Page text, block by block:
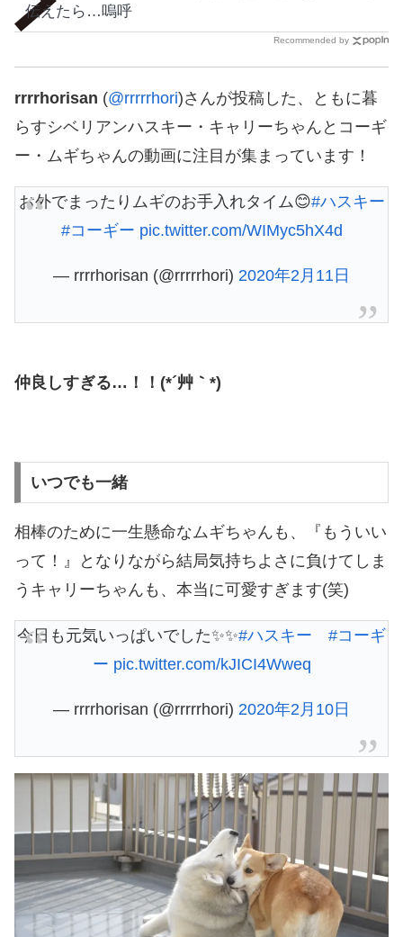
伝えたら…嗚呼
Recommended by
rrrrhorisan (@rrrrrhori)さんが投稿した、ともに暮
らすシベリアンハスキー・キャリーちゃんとコーギ
ー・ムギちゃんの動画に注目が集まっています！
お外でまったりムギのお手入れタイム😊#ハスキー
#コーギー pic.twitter.com/WIMyc5hX4d
— rrrrhorisan (@rrrrrhori) 2020年2月11日
仲良しすぎる…！！(*´艸｀*)
いつでも一緒
相棒のために一生懸命なムギちゃんも、『もういい
って！』となりながら結局気持ちよさに負けてしま
うキャリーちゃんも、本当に可愛すぎます(笑)
今日も元気いっぱいでした✨✨#ハスキー
#コーギ
ー pic.twitter.com/kJICI4Wweq
— rrrrhorisan (@rrrrrhori) 2020年2月10日